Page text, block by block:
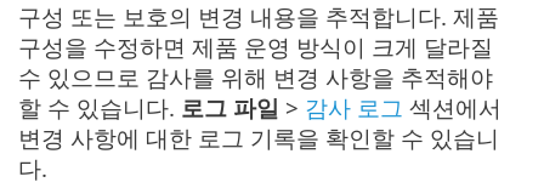
구성 또는 보호의 변경 내용을 추적합니다. 제품
구성을 수정하면 제품 운영 방식이 크게 달라질
수 있으므로 감사를 위해 변경 사항을 추적해야
할 수 있습니다. 로그 파일 > 감사 로그 섹션에서
변경 사항에 대한 로그 기록을 확인할 수 있습니
다.